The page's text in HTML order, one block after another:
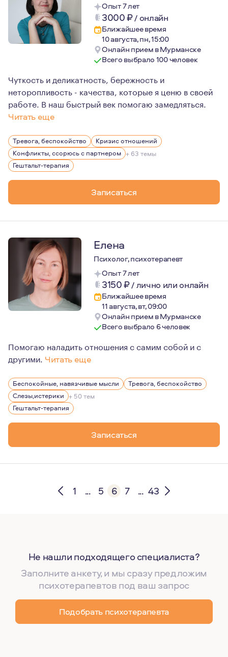
Опыт 7 лет
3000₽/ онлайн
Ближайшее время
10 августа, пн, 15:00
Онлайн прием в Мурманске
Всего выбрало 100 человек
Чуткость и деликатность, бережность и
неторопливость - качества, которые я ценю в своей
работе. В наш быстрый век помогаю замедляться.
Читать еще
Люблю читать. Люблю наблюдать за домашними
Тревога, беспокойство
Кризис отношений
Конфликты, ссорюсь с партнером + 63 темы
Гештальт-терапия
Записаться
Елена
Психолог, психотерапевт
Опыт 7 лет
3150₽/лично или онлайн
Ближайшее время
11 августа, вт, 09:00
Онлайн прием в Мурманске
Всего выбрало 6 человек
Помогаю наладить отношения с самим собой и с
другими. Читать еще
Мое первое образование - экономическое, и,
Беспокойные, навязчивые мысли
Тревога, беспокойство
Слезы,истерики + 50 тем
Гештальт-терапия
Записаться
1 ... 5 6 7 ... 43
Не нашли подходящего специалиста?
Заполните анкету, и мы сразу предложим
психотерапевтов под ваш запрос
Подобрать психотерапевта